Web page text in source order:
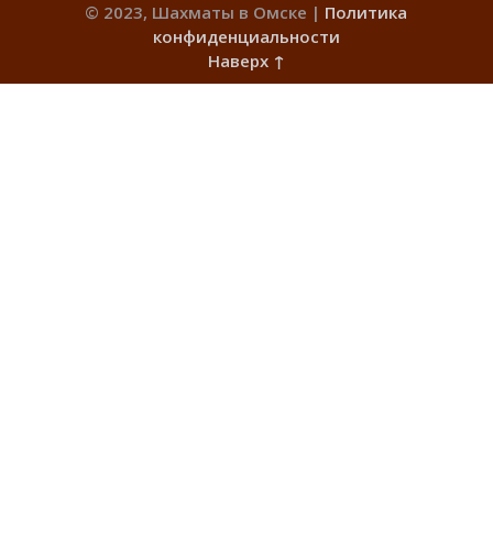
© 2023, Шахматы в Омске | Политика
конфиденциальности
Наверх ↑